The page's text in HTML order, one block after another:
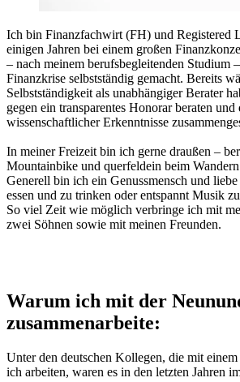
Ich bin Finanzfachwirt (FH) und Registered
einigen Jahren bei einem großen
– nach meinem berufsbegleitenden Studium
Finanzkrise selbstständig gemacht. Bereits
Selbstständigkeit als unabhängiger Berater
gegen ein transparentes Honorar beraten
wissenschaftlicher Erkenntnisse
In meiner Freizeit bin ich gerne draußen –
Mountainbike und querfeldein beim
Generell bin ich ein Genussmensch und
essen und zu trinken oder entspannt Musik
So viel Zeit wie möglich verbringe ich mit
zwei Söhnen sowie mit meinen Freunden.
Warum ich mit der
zusammenarbeite:
Unter den deutschen Kollegen, die mit
ich arbeiten, waren es in den letzten Jahren